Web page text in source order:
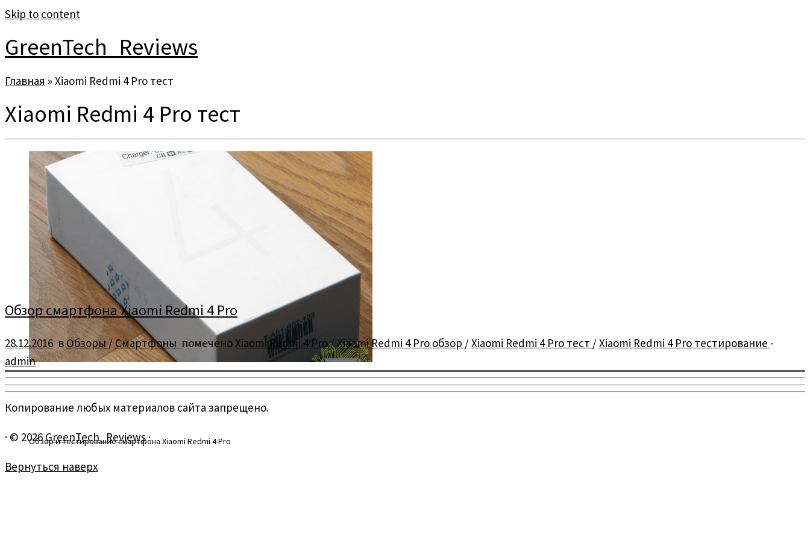
Skip to content
GreenTech_Reviews
Главная » Xiaomi Redmi 4 Pro тест
Xiaomi Redmi 4 Pro тест
Обзор и тестирование смартфона Xiaomi Redmi 4 Pro
Обзор смартфона Xiaomi Redmi 4 Pro
28.12.2016 вОбзоры/Смартфоны помечено Xiaomi Redmi 4 Pro/Xiaomi Redmi 4 Pro обзор /Xiaomi Redmi 4 Pro тест /Xiaomi Redmi 4 Pro тестирование -
admin
Копирование любых материалов сайта запрещено.
· © 2026GreenTech_Reviews·
Вернуться наверх